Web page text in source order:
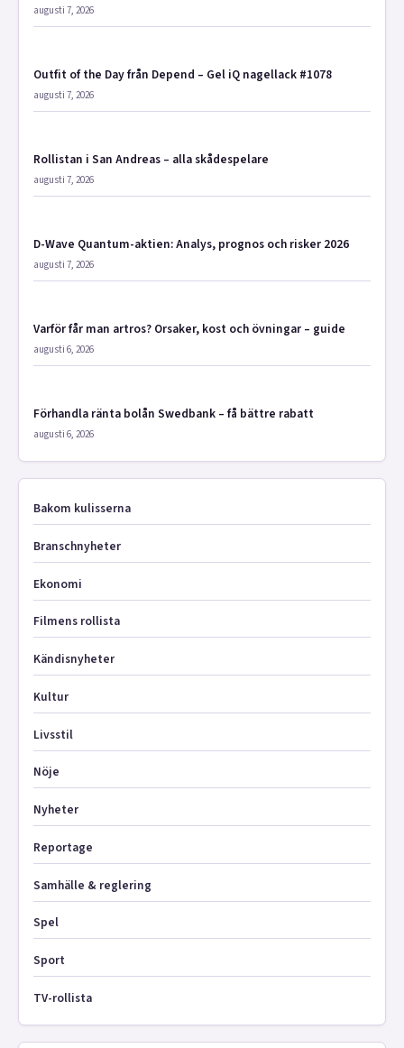
augusti 7, 2026
Outfit of the Day från Depend – Gel iQ nagellack #1078
augusti 7, 2026
Rollistan i San Andreas – alla skådespelare
augusti 7, 2026
D-Wave Quantum-aktien: Analys, prognos och risker 2026
augusti 7, 2026
Varför får man artros? Orsaker, kost och övningar – guide
augusti 6, 2026
Förhandla ränta bolån Swedbank – få bättre rabatt
augusti 6, 2026
Bakom kulisserna
Branschnyheter
Ekonomi
Filmens rollista
Kändisnyheter
Kultur
Livsstil
Nöje
Nyheter
Reportage
Samhälle & reglering
Spel
Sport
TV-rollista